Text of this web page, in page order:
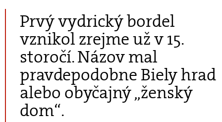
Prvý vydrický bordel
vznikol zrejme už v 15.
storočí. Názov mal
pravdepodobne Biely hrad
alebo obyčajný „ženský
dom“.